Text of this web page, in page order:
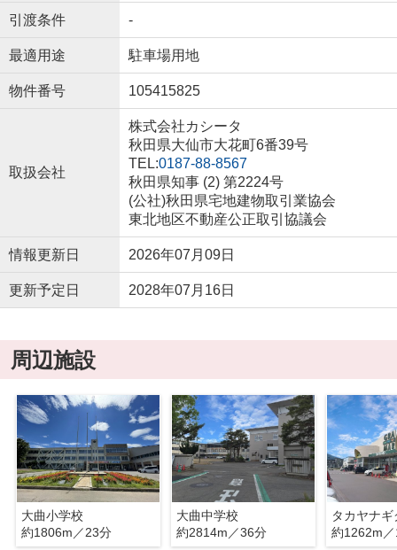
引渡条件 -
最適用途 駐車場用地
物件番号 105415825
取扱会社
株式会社カシータ
秋田県大仙市大花町6番39号
TEL:0187-88-8567
秋田県知事 (2) 第2224号
(公社)秋田県宅地建物取引業協会
東北地区不動産公正取引協議会
情報更新日 2026年07月09日
更新予定日 2028年07月16日
周辺施設
大曲小学校
約1806m／23分
大曲中学校
約2814m／36分
約1262m